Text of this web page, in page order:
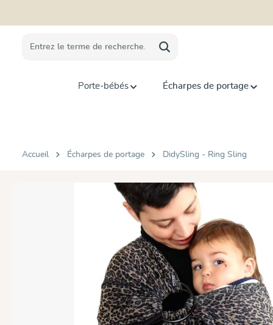
Porte-bébés Écharpes de portage
Accueil Écharpes de portage DidySling - Ring Sling